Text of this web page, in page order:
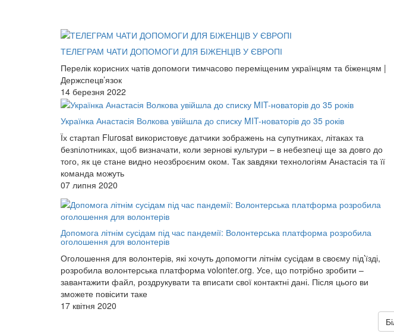
​​ТЕЛЕГРАМ ЧАТИ ДОПОМОГИ ДЛЯ БІЖЕНЦІВ У ЄВРОПІ
Перелік корисних чатів допомоги тимчасово переміщеним українцям та біженцям |
Держспецв’язок
14 березня 2022
Українка Анастасія Волкова увійшла до списку MIT-новаторів до 35 років
Їх стартап Flurosat використовує датчики зображень на супутниках, літаках та
безпілотниках, щоб визначати, коли зернові культури – в небезпеці ще за довго до
того, як це стане видно неозброєним оком. Так завдяки технологіям Анастасія та її
команда можуть
07 липня 2020
Допомога літнім сусідам під час пандемії: Волонтерська платформа розробила
оголошення для волонтерів
Оголошення для волонтерів, які хочуть допомогти літнім сусідам в своєму під’їзді,
розробила волонтерська платформа volonter.org. Усе, що потрібно зробити –
завантажити файл, роздрукувати та вписати свої контактні дані. Після цього ви
зможете повісити таке
17 квітня 2020